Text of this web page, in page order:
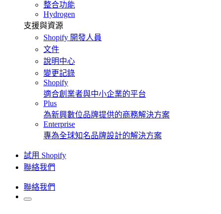
整合功能
Hydrogen
支援與資源
Shopify 開發人員
文件
說明中心
變更記錄
Shopify
適合創業者與中小企業的平台
Plus
為新興數位品牌提供的商務解決方案
Enterprise
專為全球知名品牌設計的解決方案
試用 Shopify
聯絡我們
聯絡我們